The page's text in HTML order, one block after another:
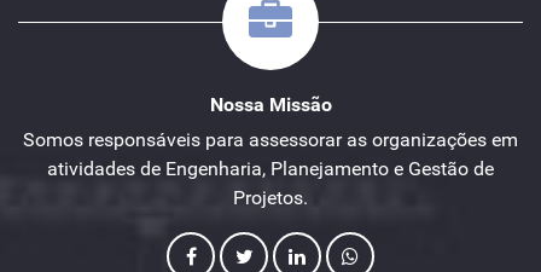
Nossa Missão
Somos responsáveis para assessorar as organizações em
atividades de Engenharia, Planejamento e Gestão de
Projetos.